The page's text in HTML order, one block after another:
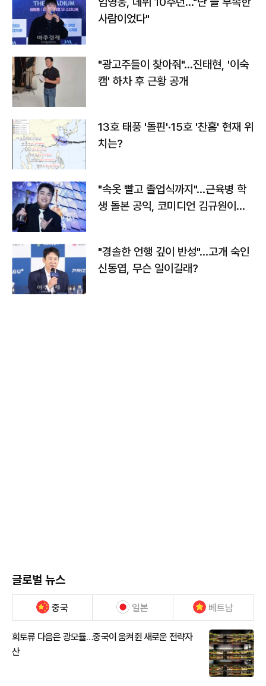
사람이었다"
"광고주들이 찾아줘"…진태현, '이숙
캠' 하차 후 근황 공개
13호 태풍 '돌핀'·15호 '찬홈' 현재 위
치는?
"속옷 빨고 졸업식까지"…근육병 학
생 돌본 공익, 코미디언 김규원이었
"경솔한 언행 깊이 반성"…고개 숙인
신동엽, 무슨 일이길래?
글로벌 뉴스
중국 일본 베트남
희토류 다음은 광모듈…중국이 움켜쥔 새로운 전략자
산